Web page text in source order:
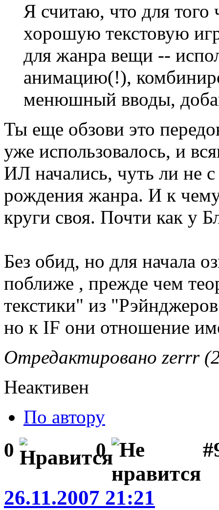
Я считаю, что для того
хорошую текстовую
для жанра вещи --
анимацию(!),
менюшный вводы,
Ты еще обзови это
уже использовалось, и
ИЛ начались, чуть ли не
рождения жанра. И к
круги своя. Почти как у
Без обид, но для начала
поближе , прежде чем
текстики" из
но к IF они отношение
Отредактировано zerrr
Неактивен
По автору
0 0
26.11.2007 21:21